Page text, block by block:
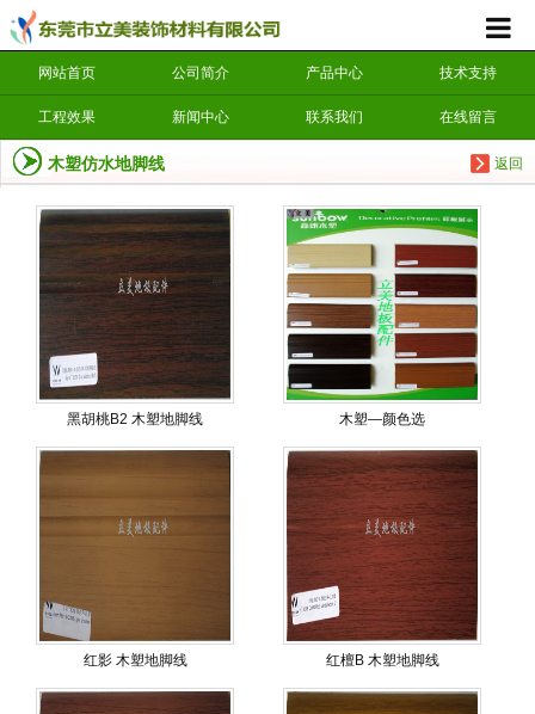
网站首页 公司简介 产品中心 技术支持
工程效果 新闻中心 联系我们 在线留言
返回
木塑仿水地脚线
黑胡桃B2 木塑地脚线 木塑—颜色选
红影 木塑地脚线 红檀B 木塑地脚线